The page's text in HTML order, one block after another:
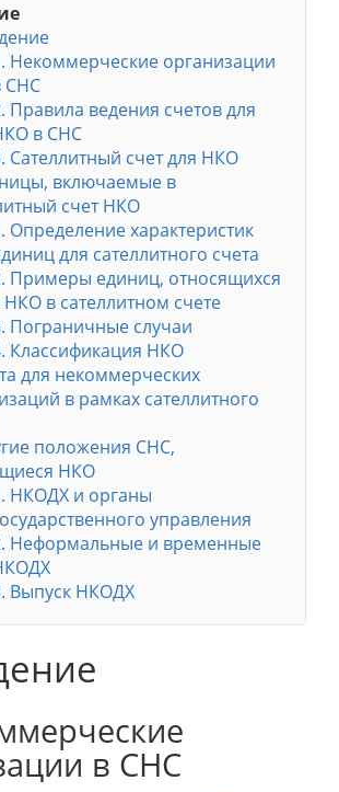
Некоммерческие организации
СНС
Правила ведения счетов для
в СНС
Сателлитный счет для НКО
включаемые в
счет НКО
Определение характеристик
для сателлитного счета
Примеры единиц, относящихся
НКО в сателлитном счете
Пограничные случаи
Классификация НКО
для некоммерческих
в рамках сателлитного
положения СНС,
НКО
НКОДХ и органы
управления
Неформальные и временные
Выпуск НКОДХ
в СНС